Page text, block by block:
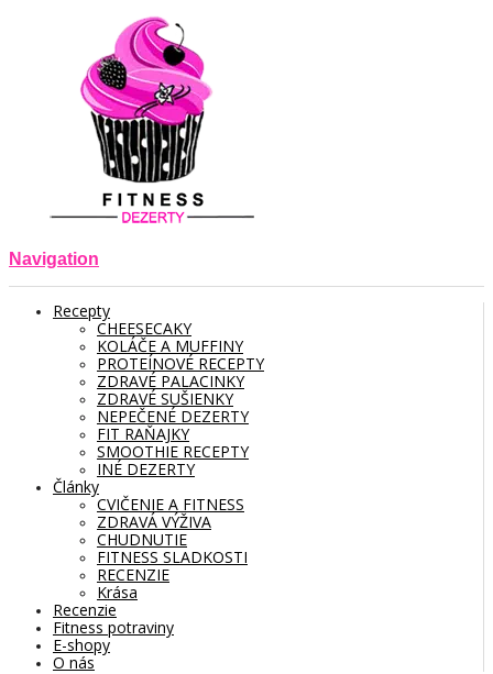
Navigation
Recepty
CHEESECAKY
KOLÁČE A MUFFINY
PROTEÍNOVÉ RECEPTY
ZDRAVÉ PALACINKY
ZDRAVÉ SUŠIENKY
NEPEČENÉ DEZERTY
FIT RAŇAJKY
SMOOTHIE RECEPTY
INÉ DEZERTY
Články
CVIČENIE A FITNESS
ZDRAVÁ VÝŽIVA
CHUDNUTIE
FITNESS SLADKOSTI
RECENZIE
Krása
Recenzie
Fitness potraviny
E-shopy
O nás